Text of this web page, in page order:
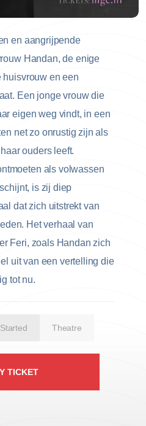
en aangrijpende
Handan, de enige
huisvrouw en een
Een jonge vrouw die
eigen weg vindt, in een
net zo onrustig zijn als
ouders leeft.
als volwassen
is zij diep
dat zich uitstrekt van
Het verhaal van
Feri, zoals Handan zich
uit van een vertelling die
tot nu.
Started Theatre
TICKET